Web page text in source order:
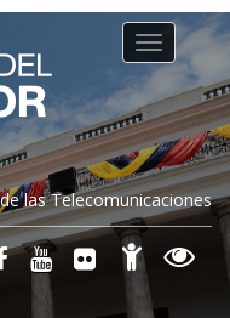
las Telecomunicaciones
Toggle
navigation